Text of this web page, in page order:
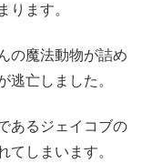
ります。
の魔法動物が詰め
逃亡しました。
あるジェイコブの
てしまいます。